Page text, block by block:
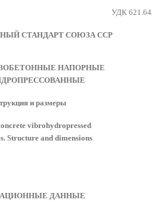
УДК
СТАНДАРТ СОЮЗА ССР
НАПОРНЫЕ
и размеры
vibrohydropressed
Structure and dimensions
ДАННЫЕ